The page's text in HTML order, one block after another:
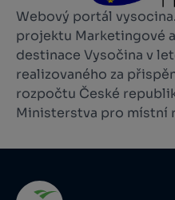
Webový portál
projektu Marketingové
destinace Vysočina v
realizovaného za
rozpočtu České
Ministerstva pro místní